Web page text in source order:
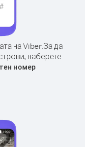
на Viber.За да
наберете
номер